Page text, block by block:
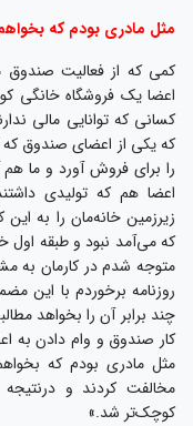
مثل مادری بودم که
کمی که از فعالیت
اعضا یک فروشگاه خانگی
کسانی که توانایی مالی
که یکی از اعضای صندوق
را برای فروش آورد و ما
اعضا هم که تولیدی
زیرزمین خانه‌مان را به
که می‌آمد نبود و طبقه اول
متوجه شدم در کارمان به
روزنامه برخوردم با این
چند برابر آن را بخواهد
کار صندوق و وام دادن به
مثل مادری بودم که
مخالفت کردند و
کوچک‌تر شد.»